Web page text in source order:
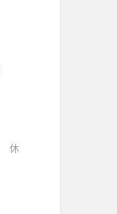
休